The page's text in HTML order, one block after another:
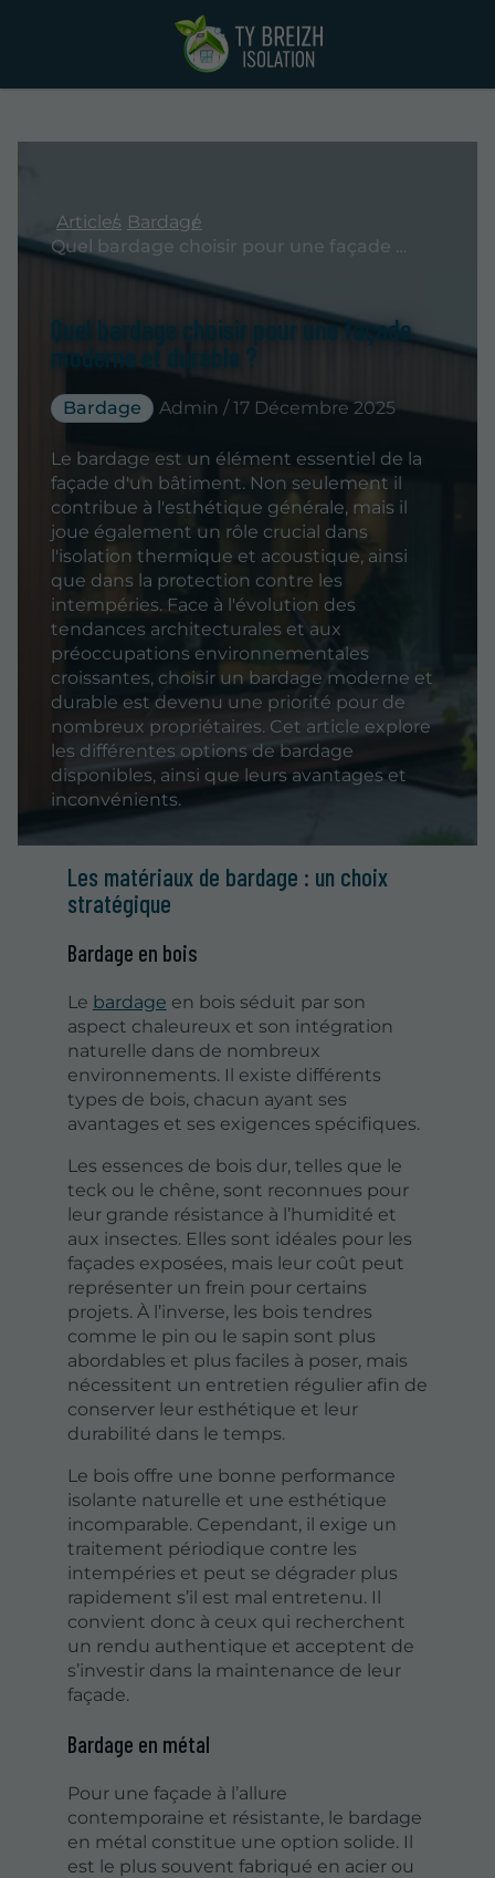
Articles Bardage
Quel bardage choisir pour une façade moderne et durable ?
Quel bardage choisir pour une façade
moderne et durable ?
Bardage Admin / 17 Décembre 2025
Le bardage est un élément essentiel de la
façade d'un bâtiment. Non seulement il
contribue à l'esthétique générale, mais il
joue également un rôle crucial dans
l'isolation thermique et acoustique, ainsi
que dans la protection contre les
intempéries. Face à l'évolution des
tendances architecturales et aux
préoccupations environnementales
croissantes, choisir un bardage moderne et
durable est devenu une priorité pour de
nombreux propriétaires. Cet article explore
les différentes options de bardage
disponibles, ainsi que leurs avantages et
inconvénients.
Les matériaux de bardage : un choix
stratégique
Bardage en bois
Le bardage en bois séduit par son
aspect chaleureux et son intégration
naturelle dans de nombreux
environnements. Il existe différents
types de bois, chacun ayant ses
avantages et ses exigences spécifiques.
Les essences de bois dur, telles que le
teck ou le chêne, sont reconnues pour
leur grande résistance à l’humidité et
aux insectes. Elles sont idéales pour les
façades exposées, mais leur coût peut
représenter un frein pour certains
projets. À l’inverse, les bois tendres
comme le pin ou le sapin sont plus
abordables et plus faciles à poser, mais
nécessitent un entretien régulier afin de
conserver leur esthétique et leur
durabilité dans le temps.
Le bois offre une bonne performance
isolante naturelle et une esthétique
incomparable. Cependant, il exige un
traitement périodique contre les
intempéries et peut se dégrader plus
rapidement s’il est mal entretenu. Il
convient donc à ceux qui recherchent
un rendu authentique et acceptent de
s’investir dans la maintenance de leur
façade.
Bardage en métal
Pour une façade à l’allure
contemporaine et résistante, le bardage
en métal constitue une option solide. Il
est le plus souvent fabriqué en acier ou